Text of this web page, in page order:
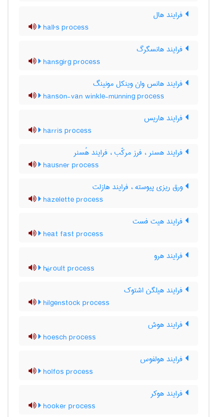
فرایند هال
hall's process
فرایند هانسگرگ
hansgirg process
فرایند هانس وان وینکل مونینگ
hanson-van winkle-munning process
فرایند هاریس
harris process
فرایند هسنر ، فرز مرکّب ، فرایند هُسنر
hausner process
ورق ریزی پیوسته ، فرایند هازلت
hazelette process
فرایند هیت فست
heat fast process
فرایند هرو
héroult process
فرایند هیلگن اشتوک
hilgenstock process
فرایند هوش
hoesch process
فرایند هولفوس
holfos process
فرایند هوکر
hooker process